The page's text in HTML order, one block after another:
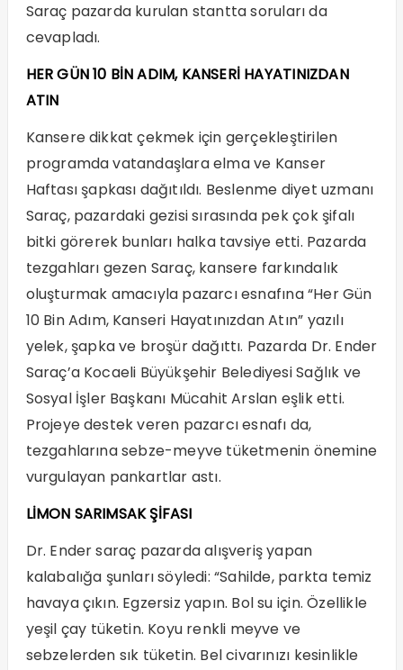
Saraç pazarda kurulan stantta soruları da
cevapladı.
HER GÜN 10 BİN ADIM, KANSERİ HAYATINIZDAN
ATIN
Kansere dikkat çekmek için gerçekleştirilen
programda vatandaşlara elma ve Kanser
Haftası şapkası dağıtıldı. Beslenme diyet uzmanı
Saraç, pazardaki gezisi sırasında pek çok şifalı
bitki görerek bunları halka tavsiye etti. Pazarda
tezgahları gezen Saraç, kansere farkındalık
oluşturmak amacıyla pazarcı esnafına “Her Gün
10 Bin Adım, Kanseri Hayatınızdan Atın” yazılı
yelek, şapka ve broşür dağıttı. Pazarda Dr. Ender
Saraç’a Kocaeli Büyükşehir Belediyesi Sağlık ve
Sosyal İşler Başkanı Mücahit Arslan eşlik etti.
Projeye destek veren pazarcı esnafı da,
tezgahlarına sebze-meyve tüketmenin önemine
vurgulayan pankartlar astı.
LİMON SARIMSAK ŞİFASI
Dr. Ender saraç pazarda alışveriş yapan
kalabalığa şunları söyledi: “Sahilde, parkta temiz
havaya çıkın. Egzersiz yapın. Bol su için. Özellikle
yeşil çay tüketin. Koyu renkli meyve ve
sebzelerden sık tüketin. Bel civarınızı kesinlikle